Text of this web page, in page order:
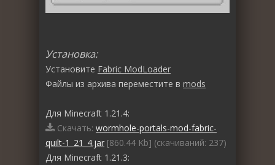
Установка:
Установите Fabric ModLoader
Файлы из архива переместите в mods
Для Minecraft 1.21.4:
Скачать: wormhole-portals-mod-fabric-
quilt-1_21_4.jar [860.44 Kb] (cкачиваний: 237)
Для Minecraft 1.21.3: